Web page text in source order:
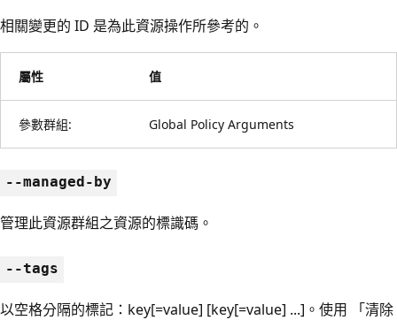
相關變更的 ID 是為此資源操作所參考的。
屬性 值
參數群組: Global Policy Arguments
--managed-by
管理此資源群組之資源的標識碼。
--tags
以空格分隔的標記：key[=value] [key[=value] ...]。使用 「清除